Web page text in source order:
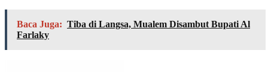
Baca Juga: Tiba di Langsa, Mualem Disambut Bupati Al
Farlaky